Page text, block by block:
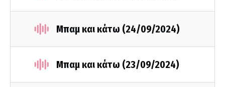
Μπαμ και κάτω (24/09/2024)
Μπαμ και κάτω (23/09/2024)